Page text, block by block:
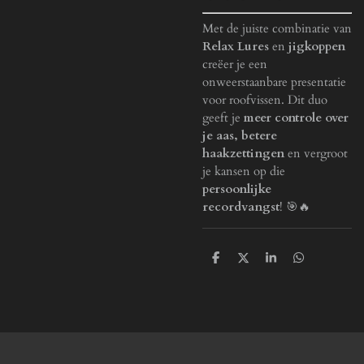
Met de juiste combinatie van
Relax Lures en jigkoppen
creëer je een
onweerstaanbare presentatie
voor roofvissen. Dit duo
geeft je meer controle over
je aas, betere
haakzettingen en vergroot
je kansen op die
persoonlijke
recordvangst! 🎯🔥
D
D
S
D